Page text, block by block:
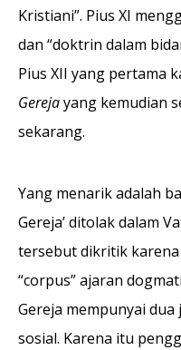
Kristiani”. Pius XI
dan “doktrin dalam
Pius XII yang pertama
Gerejayang kemudian
sekarang.
Yang menarik adalah
Gereja’ ditolak dalam
tersebut dikritik
“corpus” ajaran
Gereja mempunyai
sosial. Karena itu